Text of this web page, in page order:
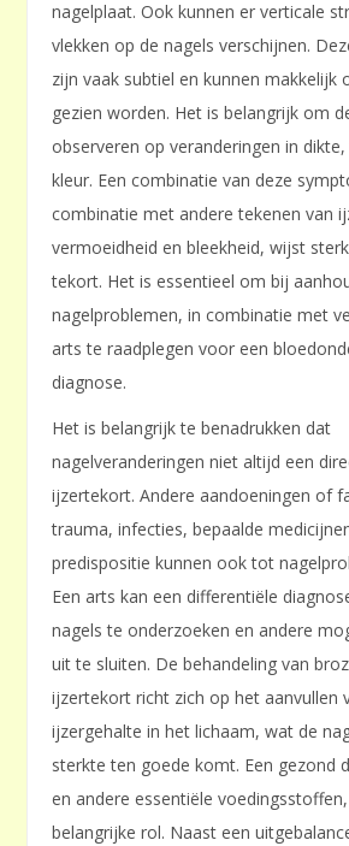
nagelplaat. Ook kunnen er verticale
vlekken op de nagels verschijnen.
zijn vaak subtiel en kunnen makkelijk
gezien worden. Het is belangrijk om
observeren op veranderingen in
kleur. Een combinatie van deze
combinatie met andere tekenen van
vermoeidheid en bleekheid, wijst
tekort. Het is essentieel om bij
nagelproblemen, in combinatie met
arts te raadplegen voor een
diagnose.
Het is belangrijk te benadrukken dat
nagelveranderingen niet altijd een
ijzertekort. Andere aandoeningen of
trauma, infecties, bepaalde
predispositie kunnen ook tot
Een arts kan een differentiële
nagels te onderzoeken en andere
uit te sluiten. De behandeling van
ijzertekort richt zich op het aanvullen
ijzergehalte in het lichaam, wat de
sterkte ten goede komt. Een gezond
en andere essentiële
belangrijke rol. Naast een